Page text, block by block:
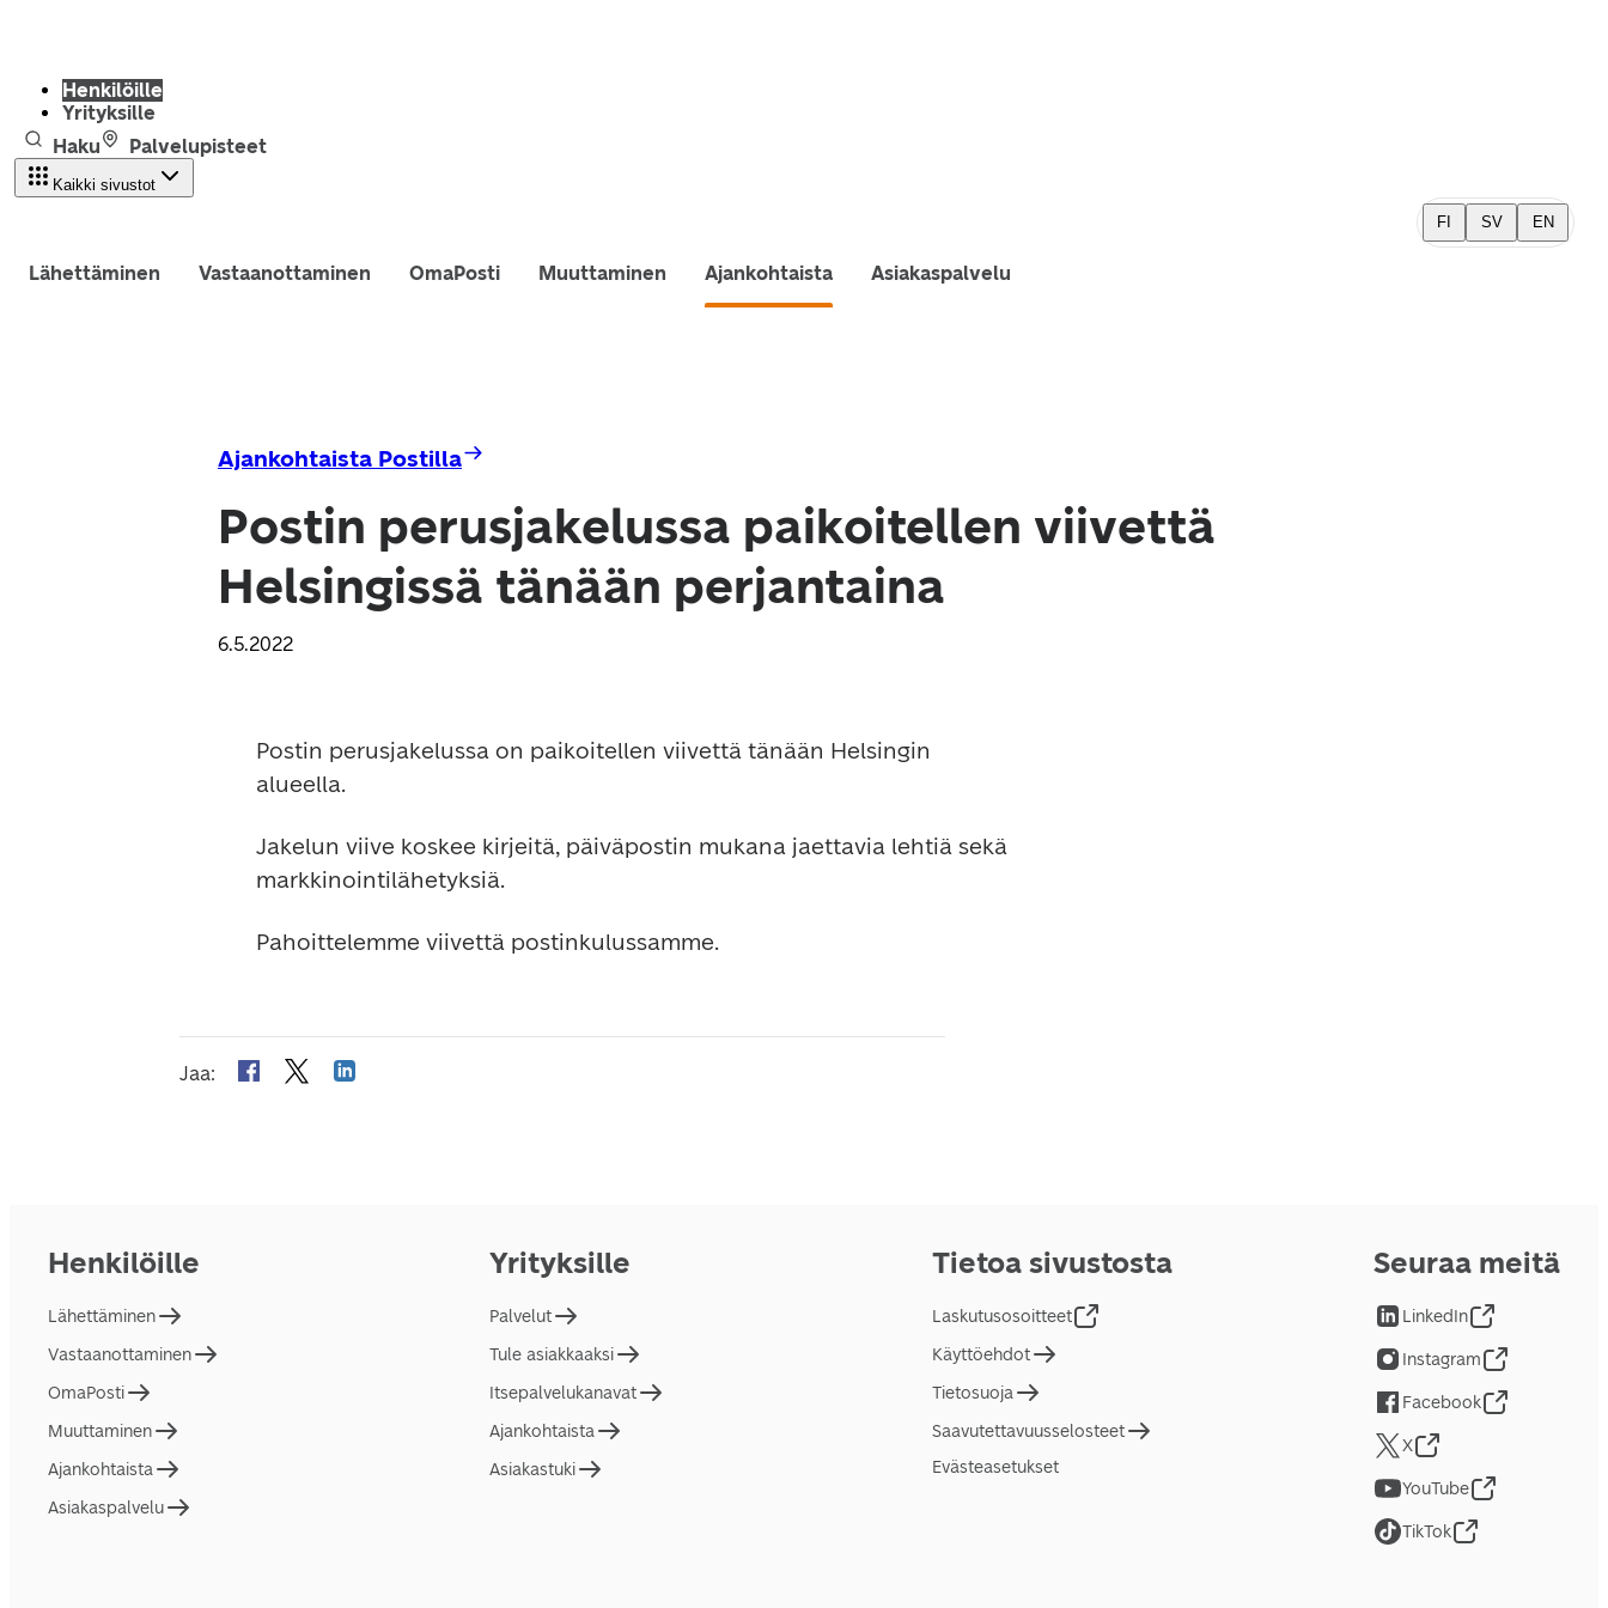
Henkilöille
Yrityksille
Haku
Palvelupisteet
Kaikki sivustot
FI SV EN
Lähettäminen Vastaanottaminen OmaPosti Muuttaminen Ajankohtaista Asiakaspalvelu
Ajankohtaista Postilla
Postin perusjakelussa paikoitellen viivettä
Helsingissä tänään perjantaina
6.5.2022
Postin perusjakelussa on paikoitellen viivettä tänään Helsingin
alueella.
Jakelun viive koskee kirjeitä, päiväpostin mukana jaettavia lehtiä sekä
markkinointilähetyksiä.
Pahoittelemme viivettä postinkulussamme.
Jaa:
Henkilöille
Lähettäminen
Vastaanottaminen
OmaPosti
Muuttaminen
Ajankohtaista
Asiakaspalvelu
Yrityksille
Palvelut
Tule asiakkaaksi
Itsepalvelukanavat
Ajankohtaista
Asiakastuki
Tietoa sivustosta
Laskutusosoitteet
Käyttöehdot
Tietosuoja
Saavutettavuusselosteet
Evästeasetukset
Seuraa meitä
LinkedIn
Instagram
Facebook
X
YouTube
TikTok